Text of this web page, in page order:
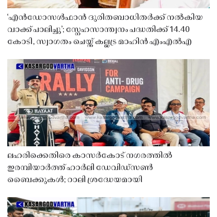
‘എൻഡോസൾഫാൻ ദുരിതബാധിതർക്ക് നൽകിയ
വാക്ക് പാലിച്ചു’; സ്നേഹസാന്ത്വനം പദ്ധതിക്ക് 14.40
കോടി, സ്വാഗതം ചെയ്ത് കല്ലട്ര മാഹിൻ എംഎൽഎ
ലഹരിക്കെതിരെ കാസർകോട് നഗരത്തിൽ
ഇരമ്പിയാർത്ത് ഹാർലി ഡേവിഡ്‌സൺ
ബൈക്കുകൾ; റാലി ശ്രദ്ധേയമായി